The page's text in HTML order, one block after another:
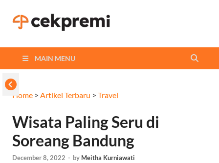
MAIN MENU
Home > Artikel Terbaru > Travel
Wisata Paling Seru di
Soreang Bandung
December 8, 2022 - by Meitha Kurniawati